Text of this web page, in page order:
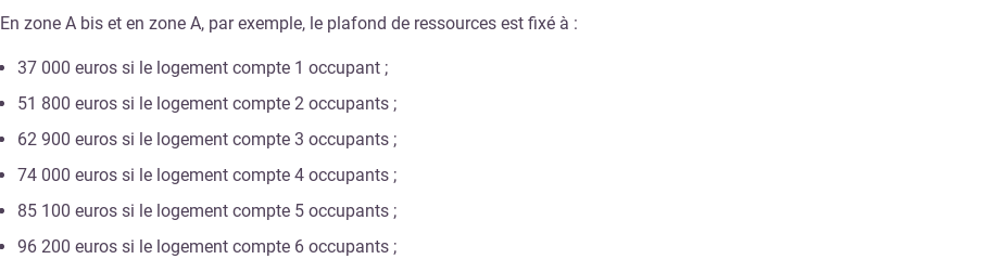
En zone A bis et en zone A, par exemple, le plafond de ressources est fixé à :
37 000 euros si le logement compte 1 occupant ;
51 800 euros si le logement compte 2 occupants ;
62 900 euros si le logement compte 3 occupants ;
74 000 euros si le logement compte 4 occupants ;
85 100 euros si le logement compte 5 occupants ;
96 200 euros si le logement compte 6 occupants ;